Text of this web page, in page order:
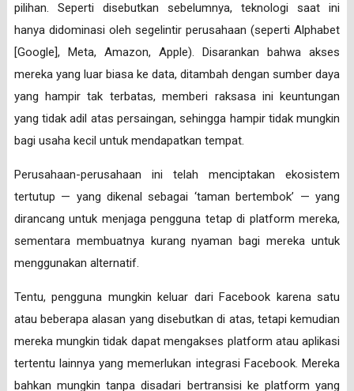
pilihan. Seperti disebutkan sebelumnya, teknologi saat ini
hanya didominasi oleh segelintir perusahaan (seperti Alphabet
[Google], Meta, Amazon, Apple). Disarankan bahwa akses
mereka yang luar biasa ke data, ditambah dengan sumber daya
yang hampir tak terbatas, memberi raksasa ini keuntungan
yang tidak adil atas persaingan, sehingga hampir tidak mungkin
bagi usaha kecil untuk mendapatkan tempat.
Perusahaan-perusahaan ini telah menciptakan ekosistem
tertutup — yang dikenal sebagai ‘taman bertembok’ — yang
dirancang untuk menjaga pengguna tetap di platform mereka,
sementara membuatnya kurang nyaman bagi mereka untuk
menggunakan alternatif.
Tentu, pengguna mungkin keluar dari Facebook karena satu
atau beberapa alasan yang disebutkan di atas, tetapi kemudian
mereka mungkin tidak dapat mengakses platform atau aplikasi
tertentu lainnya yang memerlukan integrasi Facebook. Mereka
bahkan mungkin tanpa disadari bertransisi ke platform yang